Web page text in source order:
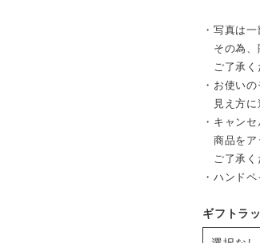
・写真は
その為、
ご了承く
・お使い
見え方に
・キャン
商品をア
ご了承く
・ハンド
ギフトラ